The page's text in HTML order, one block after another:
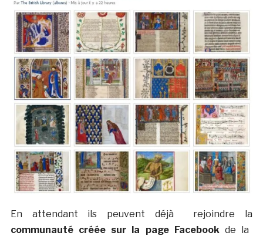
En attendant ils peuvent déjà rejoindre la
communauté créée sur la page Facebook de la